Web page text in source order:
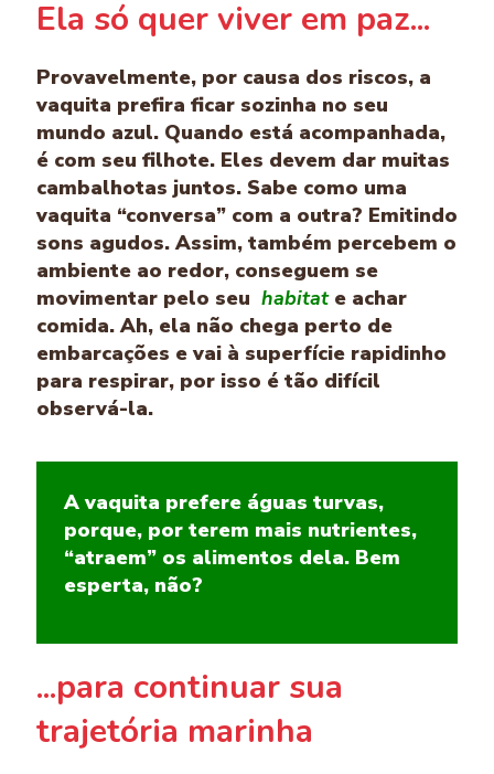
Ela só quer viver em paz...
Provavelmente, por causa dos riscos, a
vaquita prefira ficar sozinha no seu
mundo azul. Quando está acompanhada,
é com seu filhote. Eles devem dar muitas
cambalhotas juntos. Sabe como uma
vaquita “conversa” com a outra? Emitindo
sons agudos. Assim, também percebem o
ambiente ao redor, conseguem se
movimentar pelo seu habitate achar
comida. Ah, ela não chega perto de
embarcações e vai à superfície rapidinho
para respirar, por isso é tão difícil
observá-la.
A vaquita prefere águas turvas,
porque, por terem mais nutrientes,
“atraem” os alimentos dela. Bem
esperta, não?
...para continuar sua
trajetória marinha